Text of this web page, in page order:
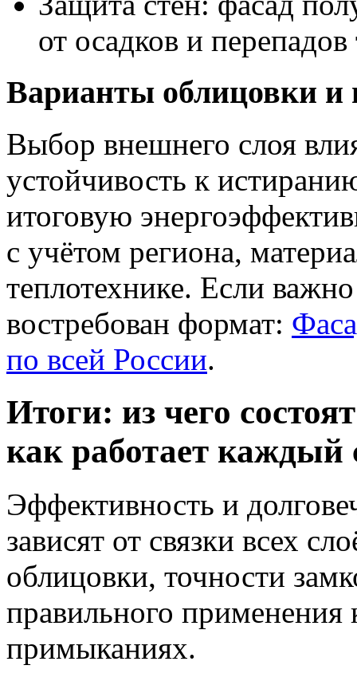
от осадков и
Варианты облицовки
Выбор внешнего слоя
устойчивость к
итоговую
с учётом региона,
теплотехнике. Если
востребован формат:
по всей России.
Итоги: из чего
как работает каждый
Эффективность и
зависят от связки всех
облицовки, точности
правильного применения
примыканиях.